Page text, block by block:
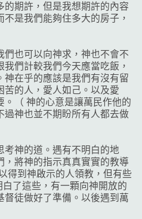
的期許，但是我想期許的內容
是我們能夠住多大的房子，
們也可以向神求，神也不會不
們計較我們今天應當吃飯，
在乎的應該是我們有沒有留
苦的人，愛人如己。以及愛
（ 神的心意是讓萬民作他的
過神也並不期盼所有人都去做
考神的道。遇有不明白的地
，將神的指示真真實實的教導
得到神啟示的人領教，但有些
了這些，有一顆向神開放的
督徒做好了準備。以後遇到萬